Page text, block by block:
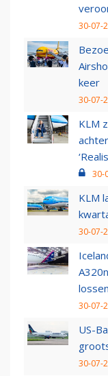
30-07-
keer
30-07-
KLM
30-
KLM
30-07-
lossen
30-07-
US-
30-07-